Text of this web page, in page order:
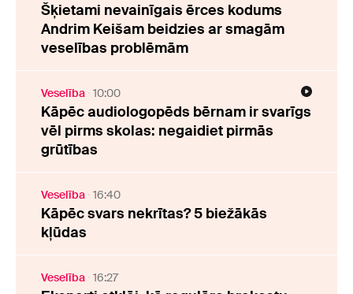
Šķietami nevainīgais ērces kodums
Andrim Keišam beidzies ar smagām
veselības problēmām
Veselība 10:00
Kāpēc audiologopēds bērnam ir svarīgs
vēl pirms skolas: negaidiet pirmās
grūtības
Veselība 16:40
Kāpēc svars nekrītas? 5 biežākās
kļūdas
Veselība 16:27